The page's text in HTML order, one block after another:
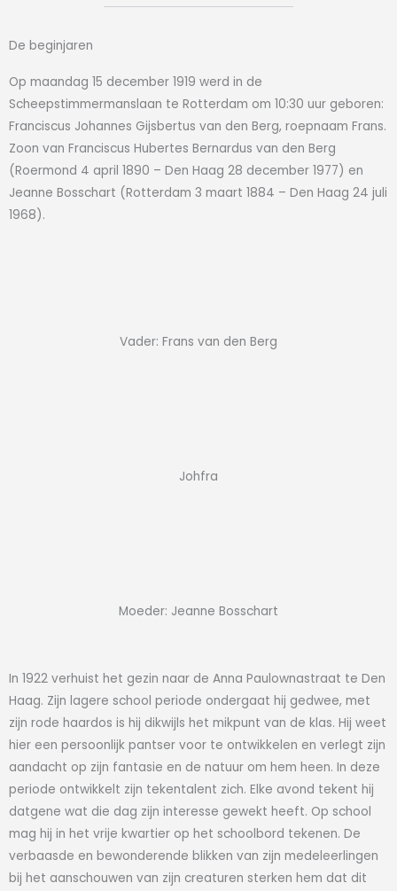
De beginjaren
Op maandag 15 december 1919 werd in de
Scheepstimmermanslaan te Rotterdam om 10:30 uur geboren:
Franciscus Johannes Gijsbertus van den Berg, roepnaam Frans.
Zoon van Franciscus Hubertes Bernardus van den Berg
(Roermond 4 april 1890 – Den Haag 28 december 1977) en
Jeanne Bosschart (Rotterdam 3 maart 1884 – Den Haag 24 juli
1968).
Vader: Frans van den Berg
Johfra
Moeder: Jeanne Bosschart
In 1922 verhuist het gezin naar de Anna Paulownastraat te Den
Haag. Zijn lagere school periode ondergaat hij gedwee, met
zijn rode haardos is hij dikwijls het mikpunt van de klas. Hij weet
hier een persoonlijk pantser voor te ontwikkelen en verlegt zijn
aandacht op zijn fantasie en de natuur om hem heen. In deze
periode ontwikkelt zijn tekentalent zich. Elke avond tekent hij
datgene wat die dag zijn interesse gewekt heeft. Op school
mag hij in het vrije kwartier op het schoolbord tekenen. De
verbaasde en bewonderende blikken van zijn medeleerlingen
bij het aanschouwen van zijn creaturen sterken hem dat dit